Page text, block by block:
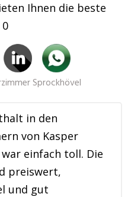
Ihnen die beste
Sprockhövel
in den
von Kasper
einfach toll. Die
preiswert,
und gut